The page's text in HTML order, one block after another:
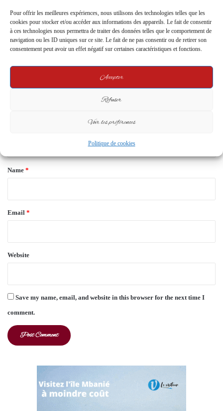
Pour offrir les meilleures expériences, nous utilisons des technologies telles que les
cookies pour stocker et/ou accéder aux informations des appareils. Le fait de consentir
à ces technologies nous permettra de traiter des données telles que le comportement de
navigation ou les ID uniques sur ce site. Le fait de ne pas consentir ou de retirer son
consentement peut avoir un effet négatif sur certaines caractéristiques et fonctions.
Accepter
Refuser
Voir les préférences
Politique de cookies
Leave a Reply
Your email address will not be published. Required fields are marked*
*
Name *
Email *
Website
Save my name, email, and website in this browser for the next time I
comment.